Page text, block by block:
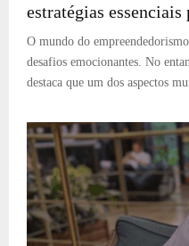
estratégias
O mundo do
desafios emocionantes. No
destaca que um dos aspectos